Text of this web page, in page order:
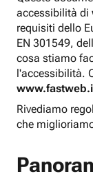
accessibilità di
requisiti dello
EN 301549,
cosa stiamo
l'accessibilità.
Rivediamo
che